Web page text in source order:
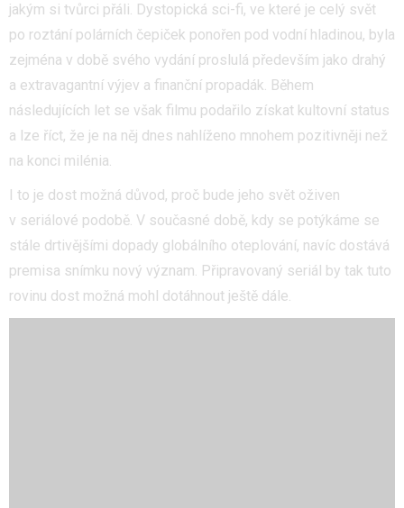
jakým si tvůrci přáli. Dystopická sci-fi, ve které je celý svět
po roztání polárních čepiček ponořen pod vodní hladinou, byla
zejména v době svého vydání proslulá především jako drahý
a extravagantní výjev a finanční propadák. Během
následujících let se však filmu podařilo získat kultovní status
a lze říct, že je na něj dnes nahlíženo mnohem pozitivněji než
na konci milénia.
I to je dost možná důvod, proč bude jeho svět oživen
v seriálové podobě. V současné době, kdy se potýkáme se
stále drtivějšími dopady globálního oteplování, navíc dostává
premisa snímku nový význam. Připravovaný seriál by tak tuto
rovinu dost možná mohl dotáhnout ještě dále.